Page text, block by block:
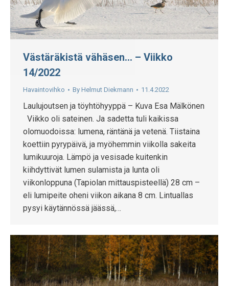
Västäräkistä vähäsen… – Viikko
14/2022
Havaintovihko By Helmut Diekmann 11.4.2022
Laulujoutsen ja töyhtöhyyppä – Kuva Esa Mälkönen
Viikko oli sateinen. Ja sadetta tuli kaikissa
olomuodoissa: lumena, räntänä ja vetenä. Tiistaina
koettiin pyrypäivä, ja myöhemmin viikolla sakeita
lumikuuroja. Lämpö ja vesisade kuitenkin
kiihdyttivät lumen sulamista ja lunta oli
viikonloppuna (Tapiolan mittauspisteellä) 28 cm –
eli lumipeite oheni viikon aikana 8 cm. Lintuallas
pysyi käytännössä jäässä,…